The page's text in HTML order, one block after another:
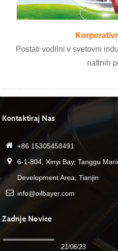
Postati vodilni v svetovni
naftnih
Kontaktiraj Nas
+86 15305458491
6-1-804, Xinyi Bay, Tanggu
Development Area, Tianjin
info@oilbayer.com
Zadnje Novice
21/06/23